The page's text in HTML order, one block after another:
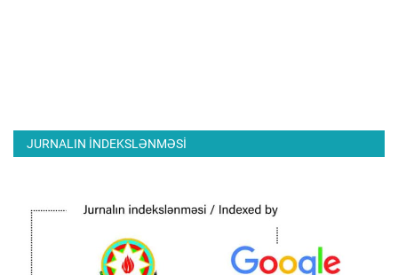
ƏLAQƏ
Azerbaijani English
JURNALIN INDEKSLƏNMƏSI